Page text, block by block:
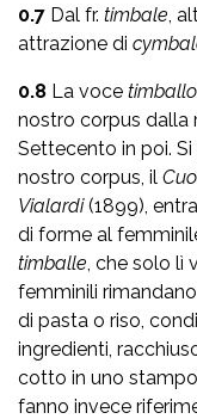
0.7 Dal fr. timbale,
attrazione di
0.8 La voce timballo
nostro corpus dalla
Settecento in poi.
nostro corpus, il
Vialardi(1899),
di forme al
timballe, che solo lì
femminili
di pasta o riso,
ingredienti,
cotto in uno stampo
fanno invece